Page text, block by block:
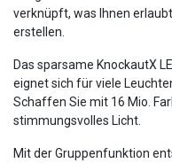
verknüpft, was Ihnen
erstellen.
Das sparsame KnockautX
eignet sich für viele
Schaffen Sie mit 16 Mio.
stimmungsvolles Licht.
Mit der Gruppenfunktion